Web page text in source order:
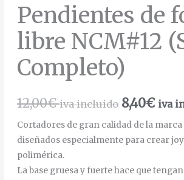
Pendientes de
libre NCM#12
Completo)
12,00€ iva incluido 8,40€ iva
Cortadores de gran calidad de la
diseñados especialmente para crear
polimérica.
La base gruesa y fuerte hace que